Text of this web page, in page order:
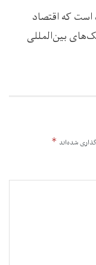
است که اقتصاد
بین‌المللی
شده‌اند *